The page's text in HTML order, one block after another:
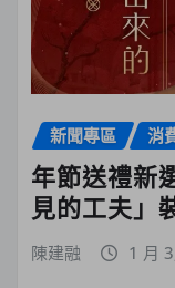
新聞專區 消
年節送禮新
見的工夫」
陳建融 1 月